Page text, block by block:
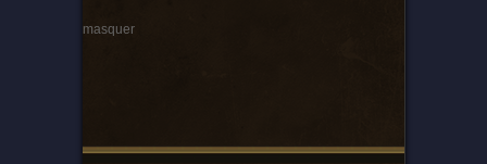
masquer